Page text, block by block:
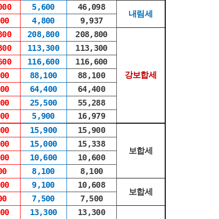
5,600 46,098
내림세
4,800
9,937
208,800 208,800
강보합세
113,300
113,300
116,600
116,600
88,100
88,100
64,400
64,400
25,500
55,288
5,900
16,979
15,900 15,900
보합세
15,000
15,338
10,600
10,600
8,100
8,100
9,100 10,608
보합세
7,500
7,500
13,300 13,300